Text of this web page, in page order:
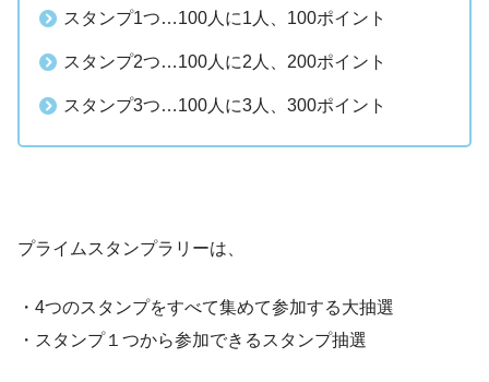
30日間の無料体験中にAmazonで2,000円以上の買い物をする
ライム会員を継続しないと1,000ポイントはもらえません。
プライム会員 紹介キャンペーン
スタンプ1つ…100人に1人、100ポイント
スタンプ2つ…100人に2人、200ポイント
スタンプ3つ…100人に3人、300ポイント
プライムスタンプラリーは、
・4つのスタンプをすべて集めて参加する大抽選
・スタンプ１つから参加できるスタンプ抽選